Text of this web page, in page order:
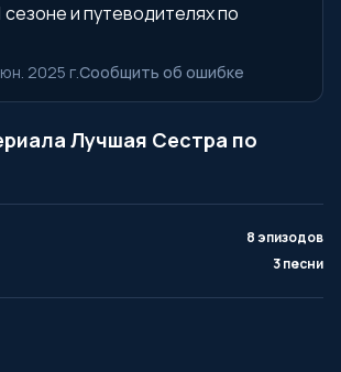
сезоне и путеводителях по
2025 г.Сообщить об ошибке
Лучшая Сестра по
8 эпизодов
3 песни